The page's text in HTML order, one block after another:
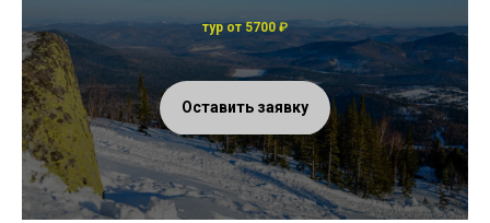
тур от 5700 ₽
Оставить заявку